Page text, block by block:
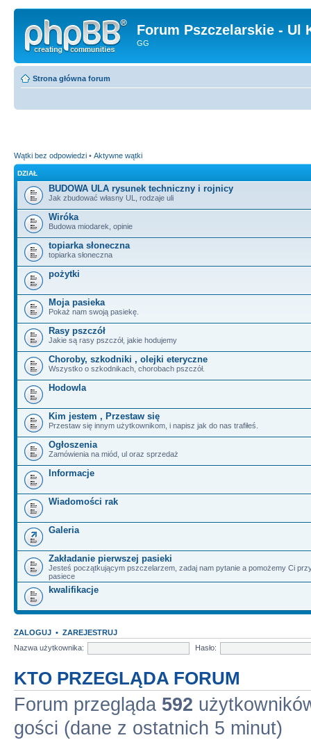
Forum Pszczelarskie - Ul
GG
Strona główna forum
Wątki bez odpowiedzi • Aktywne wątki
DZIAŁ
BUDOWA ULA rysunek techniczny i rojnicy
Jak zbudować własny UL, rodzaje uli
Wiróka
Budowa miodarek, opinie
topiarka słoneczna
topiarka słoneczna
pożytki
Moja pasieka
Pokaż nam swoją pasiekę.
Rasy pszczół
Jakie są rasy pszczół, jakie hodujemy
Choroby, szkodniki , olejki eteryczne
Wszystko o szkodnikach, chorobach pszczół.
Hodowla
Kim jestem , Przestaw się
Przestaw się innym użytkownikom, i napisz jak do nas trafiłeś.
Ogłoszenia
Zamówienia na miód, ul oraz sprzedaż
Informacje
Wiadomości rak
Galeria
Zakładanie pierwszej pasieki
Jesteś początkującym pszczelarzem, zadaj nam pytanie a pomożemy Ci
pasiece
kwalifikacje
ZALOGUJ • ZAREJESTRUJ
Nazwa użytkownika:
Hasło:
KTO PRZEGLĄDA FORUM
Forum przegląda 592
gości (dane z ostatnich 5 minut)